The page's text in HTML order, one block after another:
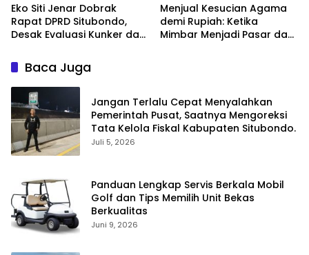
Eko Siti Jenar Dobrak
Rapat DPRD Situbondo,
Desak Evaluasi Kunker dan
Menjual Kesucian Agama
demi Rupiah: Ketika
Mimbar Menjadi Pasar dan
Baca Juga
Jangan Terlalu Cepat Menyalahkan
Pemerintah Pusat, Saatnya Mengoreksi
Tata Kelola Fiskal Kabupaten Situbondo.
Juli 5, 2026
Panduan Lengkap Servis Berkala Mobil
Golf dan Tips Memilih Unit Bekas
Berkualitas
Juni 9, 2026